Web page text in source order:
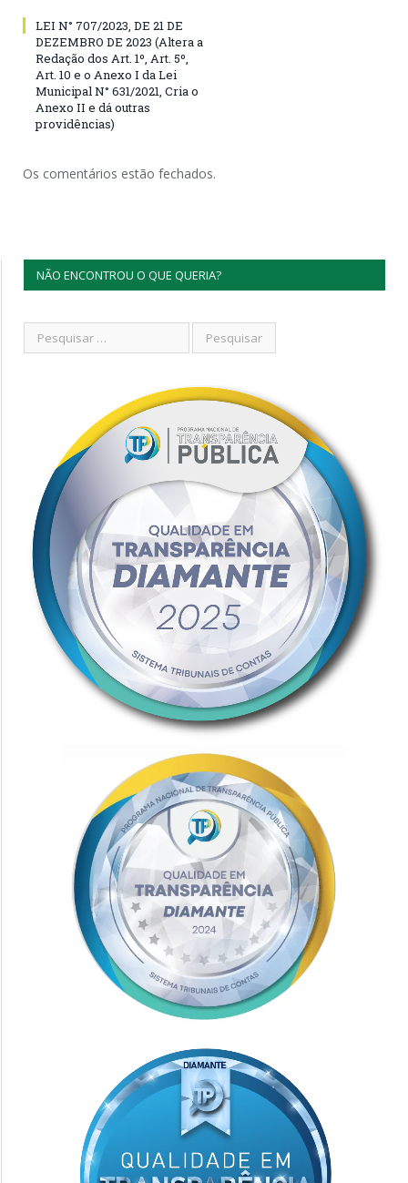
LEI N° 707/2023, DE 21 DE
DEZEMBRO DE 2023 (Altera a
Redação dos Art. 1º, Art. 5º,
Art. 10 e o Anexo I da Lei
Municipal N° 631/2021, Cria o
Anexo II e dá outras
providências)
Os comentários estão fechados.
NÃO ENCONTROU O QUE QUERIA?